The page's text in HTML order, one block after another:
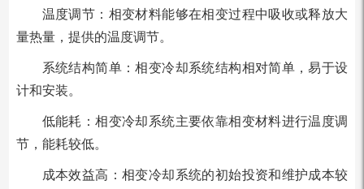
温度调节：相变材料能够在相变过程中吸收或释放大
量热量，提供的温度调节。
系统结构简单：相变冷却系统结构相对简单，易于设
计和安装。
低能耗：相变冷却系统主要依靠相变材料进行温度调
节，能耗较低。
成本效益高：相变冷却系统的初始投资和维护成本较